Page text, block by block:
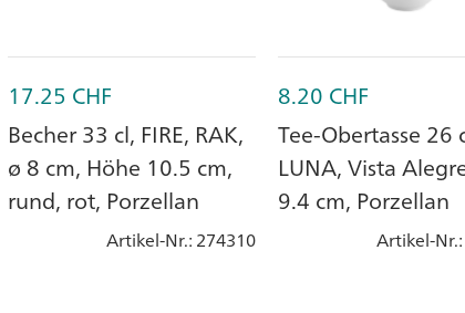
17.25 CHF
Becher 33 cl, FIRE, RAK,
ø 8 cm, Höhe 10.5 cm,
rund, rot, Porzellan
Artikel-Nr.: 274310
8.20 CHF
Tee-Obertasse 26
LUNA, Vista
9.4 cm, Porzellan
Artikel-Nr.